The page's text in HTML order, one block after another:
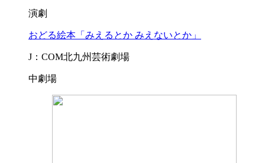
演劇
おどる絵本「みえるとか みえないとか」
J：COM北九州芸術劇場
中劇場